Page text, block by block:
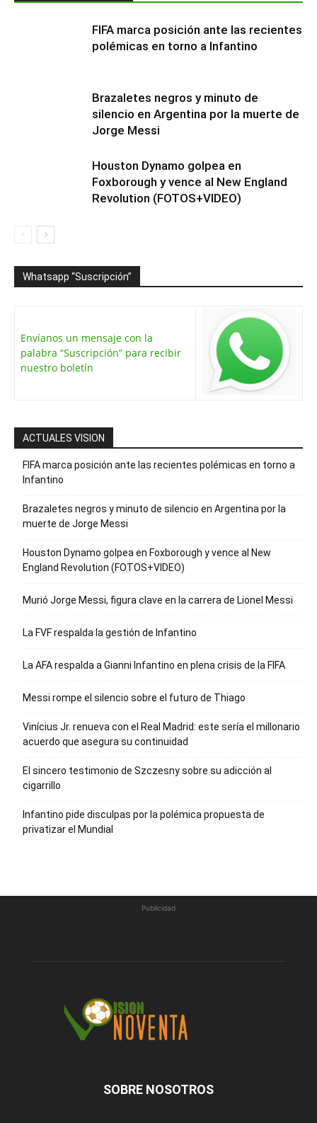
FIFA marca posición ante las recientes
polémicas en torno a Infantino
Brazaletes negros y minuto de
silencio en Argentina por la muerte de
Jorge Messi
Houston Dynamo golpea en
Foxborough y vence al New England
Revolution (FOTOS+VIDEO)
Whatsapp “Suscripción”
Envíanos un mensaje con la
palabra “Suscripción” para recibir
nuestro boletín
ACTUALES VISION
FIFA marca posición ante las recientes polémicas en torno a
Infantino
Brazaletes negros y minuto de silencio en Argentina por la
muerte de Jorge Messi
Houston Dynamo golpea en Foxborough y vence al New
England Revolution (FOTOS+VIDEO)
Murió Jorge Messi, figura clave en la carrera de Lionel Messi
La FVF respalda la gestión de Infantino
La AFA respalda a Gianni Infantino en plena crisis de la FIFA
Messi rompe el silencio sobre el futuro de Thiago
Vinícius Jr. renueva con el Real Madrid: este sería el millonario
acuerdo que asegura su continuidad
El sincero testimonio de Szczesny sobre su adicción al
cigarrillo
Infantino pide disculpas por la polémica propuesta de
privatizar el Mundial
Publicidad
SOBRE NOSOTROS